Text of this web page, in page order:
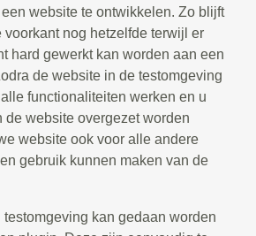
website te ontwikkelen. Zo blijft
voorkant nog hetzelfde terwijl er
hard gewerkt kan worden aan een
de website in de testomgeving
functionaliteiten werken en u
de website overgezet worden
website ook voor alle andere
gebruik kunnen maken van de
testomgeving kan gedaan worden